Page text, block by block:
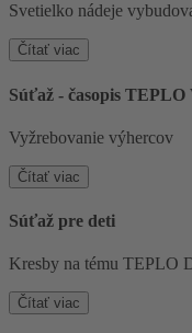
Svetielko nádeje
Čítať viac
Súťaž - časopis
Vyžrebovanie výhercov
Čítať viac
Súťaž pre deti
Kresby na tému TEPLO
Čítať viac